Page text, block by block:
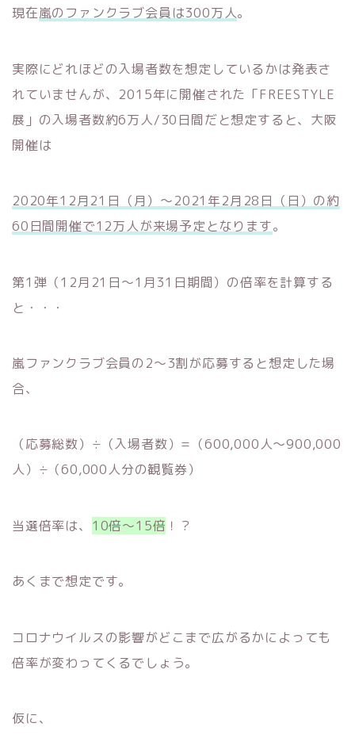
現在嵐のファンクラブ会員は300万人。
実際にどれほどの入場者数を想定しているかは発表さ
れていませんが、2015年に開催された「FREESTYLE
展」の入場者数約6万人/30日間だと想定すると、大阪
開催は
2020年12月21日（月）～2021年2月28日（日）の約
60日間開催で12万人が来場予定となります。
第1弾（12月21日～1月31日期間）の倍率を計算する
と・・・
嵐ファンクラブ会員の2～3割が応募すると想定した場
合、
（応募総数）÷（入場者数）=（600,000人～900,000
人）÷（60,000人分の観覧券）
当選倍率は、 10倍～15倍 ！？
あくまで想定です。
コロナウイルスの影響がどこまで広がるかによっても
倍率が変わってくるでしょう。
仮に、